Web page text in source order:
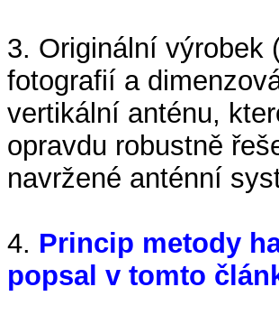
3. Originální výrobek
fotografií a
vertikální anténu,
opravdu robustně
navržené anténní
4. Princip metody
popsal v tomto